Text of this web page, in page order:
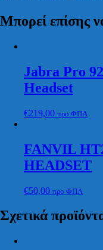
Μπορεί επίσης
Jabra Pro
Headset
€219,00 προ ΦΠΑ
FANVIL
HEADSET
€50,00 προ ΦΠΑ
Σχετικά